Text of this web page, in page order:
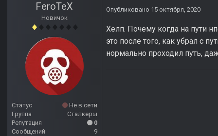
FeroTeX
Новичок
Статус
Не в сети
Группа
Сталкеры
Репутация
0
Сообщений
9
Опубликовано 15 октября, 2020
Хелп. Почему когда на пути
это после того, как убрал с
нормально проходил путь,